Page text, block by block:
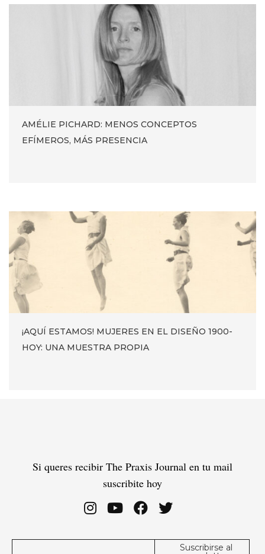
AMÉLIE PICHARD: MENOS CONCEPTOS
EFÍMEROS, MÁS PRESENCIA
¡AQUÍ ESTAMOS! MUJERES EN EL DISEÑO 1900-
HOY: UNA MUESTRA PROPIA
Si queres recibir The Praxis Journal en tu mail
suscribite hoy